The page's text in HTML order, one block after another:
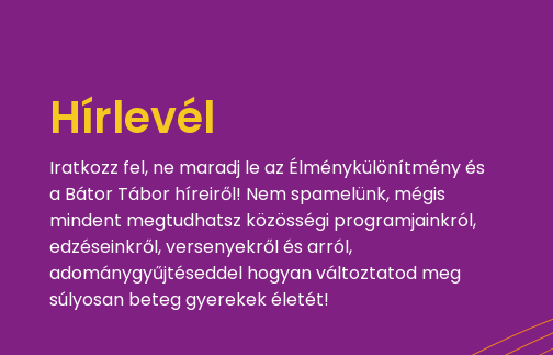
Hírlevél
Iratkozz fel, ne maradj le az Élménykülönítmény és
a Bátor Tábor híreiről! Nem spamelünk, mégis
mindent megtudhatsz közösségi programjainkról,
edzéseinkről, versenyekről és arról,
adománygyűjtéseddel hogyan változtatod meg
súlyosan beteg gyerekek életét!